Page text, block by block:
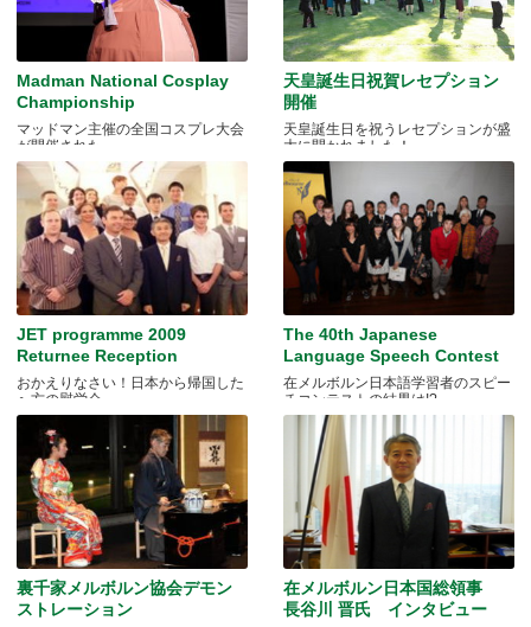
Madman National Cosplay
Championship
マッドマン主催の全国コスプレ大会
が開催された。
天皇誕生日祝賀レセプション
開催
天皇誕生日を祝うレセプションが盛
大に開かれました！
JET programme 2009
Returnee Reception
おかえりなさい！日本から帰国した
へ方の慰労会
The 40th Japanese
Language Speech Contest
在メルボルン日本語学習者のスピー
チコンテストの結果は!?
裏千家メルボルン協会デモン
ストレーション
在メルボルン日本国総領事
長谷川 晋氏 インタビュー